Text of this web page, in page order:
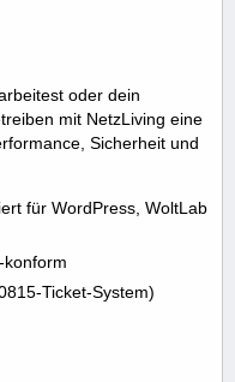
oder dein
mit NetzLiving eine
Sicherheit und
für WordPress, WoltLab
Ticket-System)